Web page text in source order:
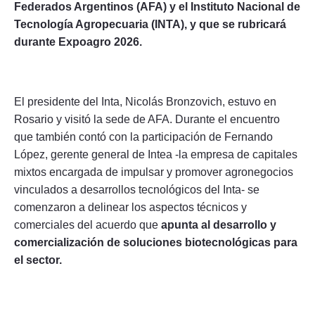
Federados Argentinos (AFA) y el Instituto Nacional de
Tecnología Agropecuaria (INTA), y que se rubricará
durante Expoagro 2026.
El presidente del Inta, Nicolás Bronzovich, estuvo en
Rosario y visitó la sede de AFA. Durante el encuentro
que también contó con la participación de Fernando
López, gerente general de Intea -la empresa de capitales
mixtos encargada de impulsar y promover agronegocios
vinculados a desarrollos tecnológicos del Inta- se
comenzaron a delinear los aspectos técnicos y
comerciales del acuerdo que apunta al desarrollo y
comercialización de soluciones biotecnológicas para
el sector.